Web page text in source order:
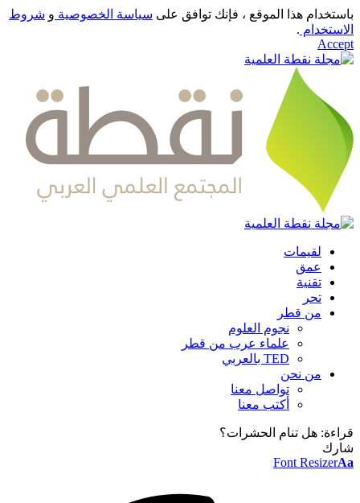
باستخدام هذا الموقع ، فإنك توافق على سياسة الخصوصية و شروط
الاستخدام .
Accept
لقيمات
عمق
تقنية
تحر
من قطر
نجوم العلوم
علماء عرب من قطر
TED بالعربي
من نحن
تواصل معنا
أكتب معنا
قراءة: هل تنام الحشرات؟
شارك
Font ResizerAa